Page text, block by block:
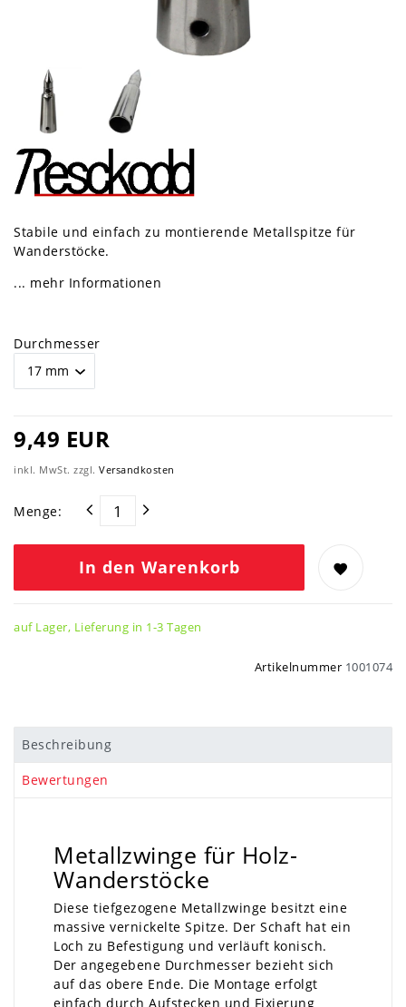
Stabile und einfach zu montierende Metallspitze für
Wanderstöcke.
... mehr Informationen
Durchmesser
9,49 EUR
inkl. MwSt. zzgl. Versandkosten
Menge:
In den Warenkorb
auf Lager, Lieferung in 1-3 Tagen
Artikelnummer 1001074
Beschreibung
Bewertungen
Metallzwinge für Holz-
Wanderstöcke
Diese tiefgezogene Metallzwinge besitzt eine
massive vernickelte Spitze. Der Schaft hat ein
Loch zu Befestigung und verläuft konisch.
Der angegebene Durchmesser bezieht sich
auf das obere Ende. Die Montage erfolgt
einfach durch Aufstecken und Fixierung